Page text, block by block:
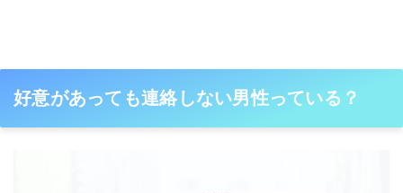
好意があっても連絡しない男性っている？